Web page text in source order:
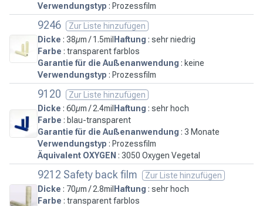
Verwendungstyp : Prozessfilm
9246
Zur Liste hinzufügen
Dicke : 38µm / 1.5mil Haftung : sehr niedrig
Farbe : transparent farblos
Garantie für die Außenanwendung : keine
Verwendungstyp : Prozessfilm
9120
Zur Liste hinzufügen
Dicke : 60µm / 2.4mil Haftung : sehr hoch
Farbe : blau-transparent
Garantie für die Außenanwendung : 3 Monate
Verwendungstyp : Prozessfilm
Äquivalent OXYGEN : 3050 Oxygen Vegetal
9212 Safety back film
Zur Liste hinzufügen
Dicke : 70µm / 2.8mil Haftung : sehr hoch
Farbe : transparent farblos